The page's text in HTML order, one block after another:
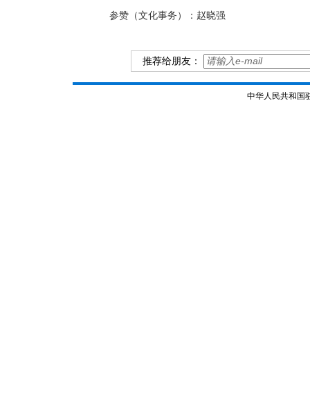
参赞（文化事务）：赵晓强
推荐给朋友：
中华人民共和国